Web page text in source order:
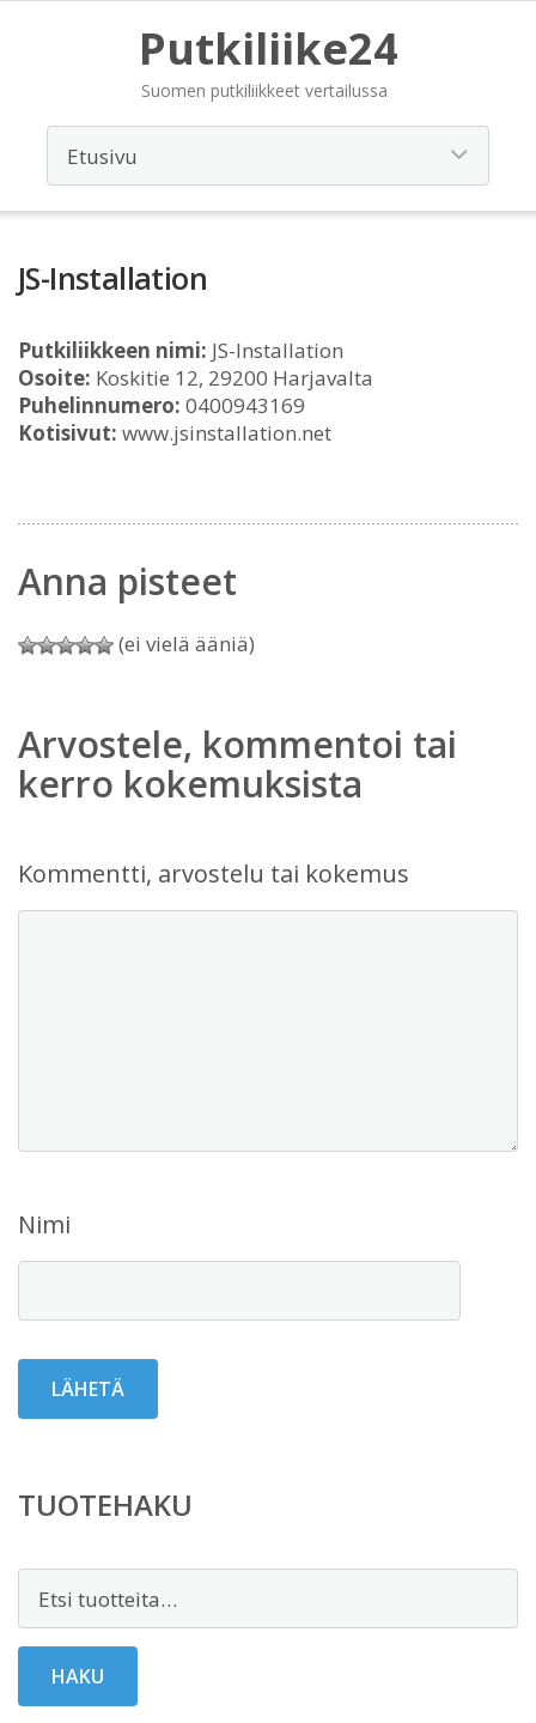
Putkiliike24
Suomen putkiliikkeet vertailussa
JS-Installation
Putkiliikkeen nimi: JS-Installation
Osoite: Koskitie 12, 29200 Harjavalta
Puhelinnumero: 0400943169
Kotisivut: www.jsinstallation.net
Anna pisteet
(ei vielä ääniä)
Arvostele, kommentoi tai
kerro kokemuksista
Kommentti, arvostelu tai kokemus
Nimi
TUOTEHAKU
HAKU